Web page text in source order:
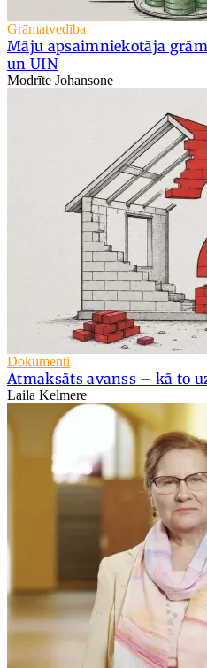
Grāmatvedība
Māju apsaimniekotāja
un UIN
Modrīte Johansone
Dokumenti
Atmaksāts avanss – kā to
Laila Kelmere